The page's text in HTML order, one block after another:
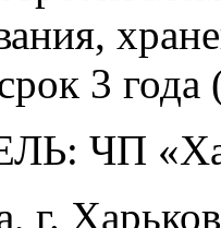
3 года
ЧП
г.